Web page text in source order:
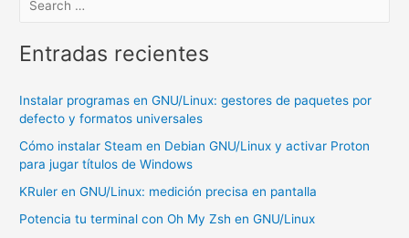
Entre
Debian
Entradas recientes
Instalar programas en GNU/Linux: gestores de paquetes por
defecto y formatos universales
Cómo instalar Steam en Debian GNU/Linux y activar Proton
para jugar títulos de Windows
KRuler en GNU/Linux: medición precisa en pantalla
Potencia tu terminal con Oh My Zsh en GNU/Linux